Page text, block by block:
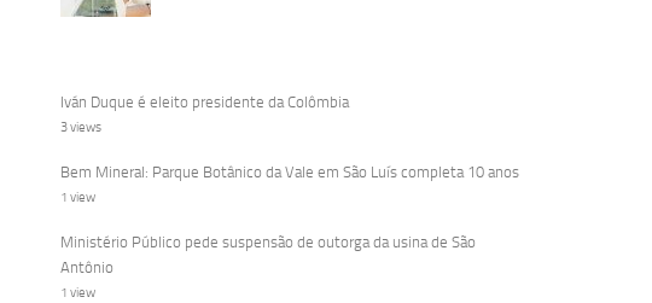
Iván Duque é eleito presidente da Colômbia
3 views
Bem Mineral: Parque Botânico da Vale em São Luís completa 10 anos
1 view
Ministério Público pede suspensão de outorga da usina de São
Antônio
1 view